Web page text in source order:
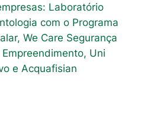
Laboratório
com o Programa
We Care Segurança
Uni
e Acquafisian